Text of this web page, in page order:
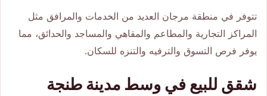
تتوفر في منطقة مرجان العديد من الخدمات والمرافق مثل
المراكز التجارية والمطاعم والمقاهي والمساجد والحدائق، مما
يوفر فرص التسوق والترفيه والتنزه للسكان.
شقق للبيع في وسط مدينة طنجة